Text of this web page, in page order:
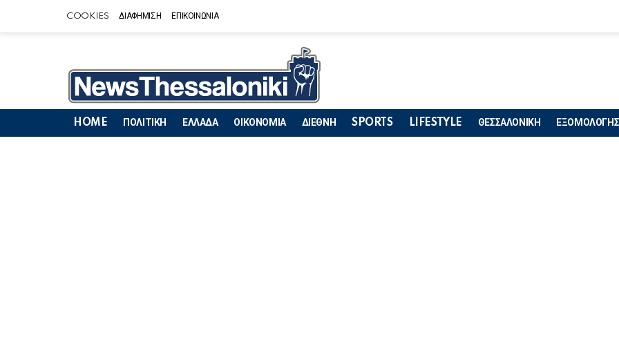
COOKIES ΔΙΑΦΗΜΙΣΗ ΕΠΙΚΟΙΝΩΝΙΑ
HOME ΠΟΛΙΤΙΚΗ ΕΛΛΑΔΑ ΟΙΚΟΝΟΜΙΑ ΔΙΕΘΝΗ SPORTS LIFESTYLE ΘΕΣΣΑΛΟΝΙΚΗ